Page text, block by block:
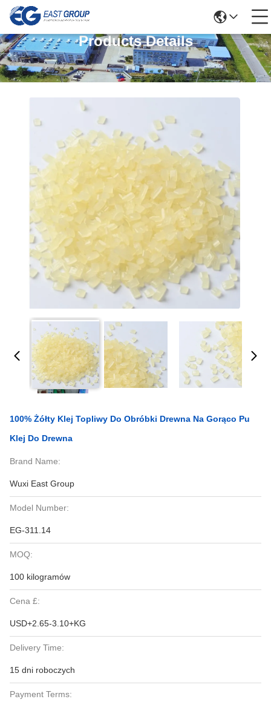
Products Details
100% Żółty Klej Topliwy Do Obróbki Drewna Na Gorąco Pu
Klej Do Drewna
Brand Name:
Wuxi East Group
Model Number:
EG-311.14
MOQ:
100 kilogramów
Cena £:
USD+2.65-3.10+KG
Delivery Time:
15 dni roboczych
Payment Terms: